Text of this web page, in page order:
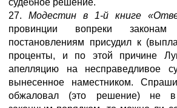
судебное решение.
27. Модестин в 1-й книге
провинции вопреки
постановлениям присудил к
проценты, и по этой причине
апелляцию на несправедливое
вынесенное наместником.
обжаловал (это решение) не в